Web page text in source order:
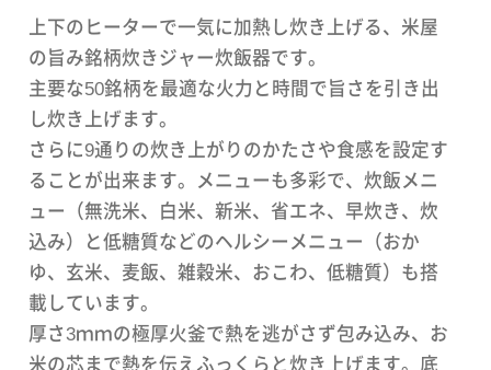
上下のヒーターで一気に加熱し炊き上げる、米屋
の旨み銘柄炊きジャー炊飯器です。
主要な50銘柄を最適な火力と時間で旨さを引き出
し炊き上げます。
さらに9通りの炊き上がりのかたさや食感を設定す
ることが出来ます。メニューも多彩で、炊飯メニ
ュー（無洗米、白米、新米、省エネ、早炊き、炊
込み）と低糖質などのヘルシーメニュー（おか
ゆ、玄米、麦飯、雑穀米、おこわ、低糖質）も搭
載しています。
厚さ3ｍｍの極厚火釜で熱を逃がさず包み込み、お
米の芯まで熱を伝えふっくらと炊き上げます。底